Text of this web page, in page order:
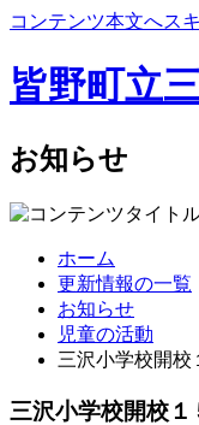
コンテンツ本文へス
皆野町立
お知らせ
ホーム
更新情報の一覧
お知らせ
児童の活動
三沢小学校開校
三沢小学校開校